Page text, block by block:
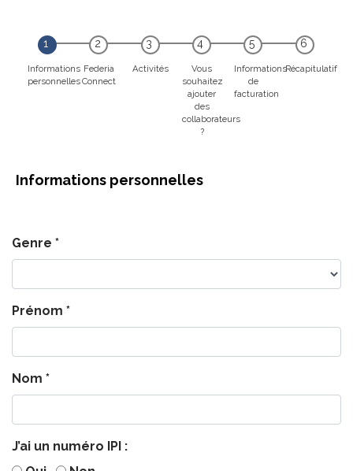
Informations
personnelles
Federia
Connect
Activités
Vous
souhaitez
ajouter
des
collaborateurs
?
Informations
de
facturation
Récapitulatif
Informations personnelles
Genre *
Prénom *
Nom *
J’ai un numéro IPI :